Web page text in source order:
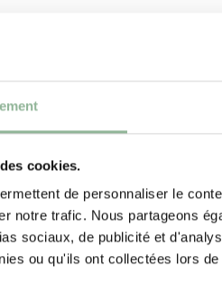
cookies.
de personnaliser le
notre trafic. Nous partageons
sociaux, de publicité et
ou qu'ils ont collectées lors